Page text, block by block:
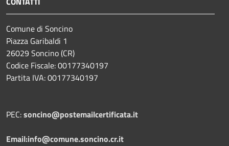
Comune di Soncino
Piazza Garibaldi 1
26029 Soncino (CR)
Codice Fiscale: 00177340197
Partita IVA: 00177340197
PEC:soncino@postemailcertificata.it
Email:info@comune.soncino.cr.it